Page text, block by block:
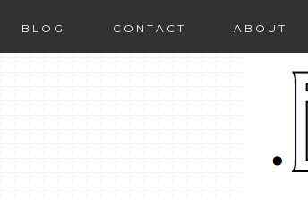
BLOG CONTACT ABOUT